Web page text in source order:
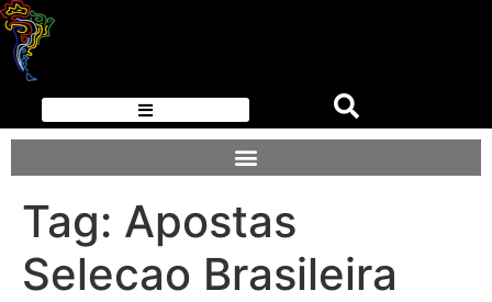
Tag: Apostas
Selecao Brasileira